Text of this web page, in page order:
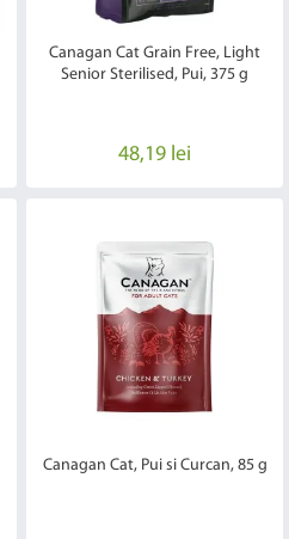
Canagan Cat Grain Free, Light
Senior Sterilised, Pui, 375 g
48,19 lei
Canagan Cat, Pui si Curcan, 85 g